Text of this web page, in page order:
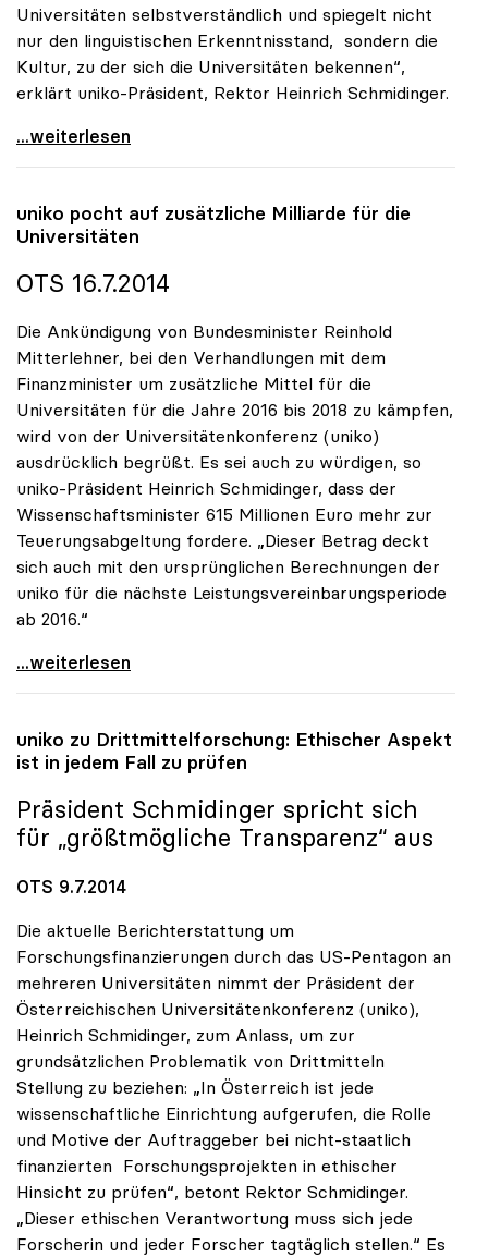
Universitäten selbstverständlich und spiegelt nicht
nur den linguistischen Erkenntnisstand, sondern die
Kultur, zu der sich die Universitäten bekennen“,
erklärt uniko-Präsident, Rektor Heinrich Schmidinger.
uniko: Sensible Schreibweise ist für Universitäten
...weiterlesen
uniko pocht auf zusätzliche Milliarde für die
Universitäten
OTS 16.7.2014
Die Ankündigung von Bundesminister Reinhold
Mitterlehner, bei den Verhandlungen mit dem
Finanzminister um zusätzliche Mittel für die
Universitäten für die Jahre 2016 bis 2018 zu kämpfen,
wird von der Universitätenkonferenz (uniko)
ausdrücklich begrüßt. Es sei auch zu würdigen, so
uniko-Präsident Heinrich Schmidinger, dass der
Wissenschaftsminister 615 Millionen Euro mehr zur
Teuerungsabgeltung fordere. „Dieser Betrag deckt
sich auch mit den ursprünglichen Berechnungen der
uniko für die nächste Leistungsvereinbarungsperiode
ab 2016.“
uniko pocht auf zusätzliche Milliarde für die
...weiterlesen
uniko zu Drittmittelforschung: Ethischer Aspekt
ist in jedem Fall zu prüfen
Präsident Schmidinger spricht sich
für „größtmögliche Transparenz“ aus
OTS 9.7.2014
Die aktuelle Berichterstattung um
Forschungsfinanzierungen durch das US-Pentagon an
mehreren Universitäten nimmt der Präsident der
Österreichischen Universitätenkonferenz (uniko),
Heinrich Schmidinger, zum Anlass, um zur
grundsätzlichen Problematik von Drittmitteln
Stellung zu beziehen: „In Österreich ist jede
wissenschaftliche Einrichtung aufgerufen, die Rolle
und Motive der Auftraggeber bei nicht-staatlich
finanzierten Forschungsprojekten in ethischer
Hinsicht zu prüfen“, betont Rektor Schmidinger.
„Dieser ethischen Verantwortung muss sich jede
Forscherin und jeder Forscher tagtäglich stellen.“ Es